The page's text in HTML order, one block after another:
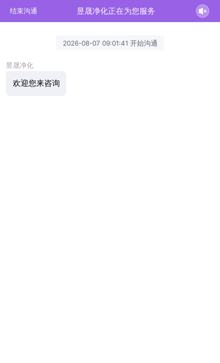
结束沟通 昱晟净化正在为您服务
2026-08-07 09:01:41 开始沟通
昱晟净化
欢迎您来咨询